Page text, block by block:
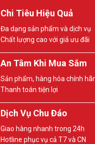
Chi Tiêu Hiệu Quả
Đa dạng sản phẩm và dịch vụ
Chất lượng cao với giá ưu đãi
An Tâm Khi Mua Sắm
Sản phẩm, hàng hóa chính
Thanh toán tiện lợi
Dịch Vụ Chu Đáo
Giao hàng nhanh trong 24h
Hotline phục vụ cả T7 và CN